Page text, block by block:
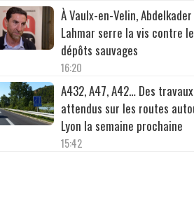
À Vaulx-en-Velin, Abdelkader
Lahmar serre la vis contre
dépôts sauvages
16:20
A432, A47, A42… Des travaux
attendus sur les routes
Lyon la semaine prochaine
15:42